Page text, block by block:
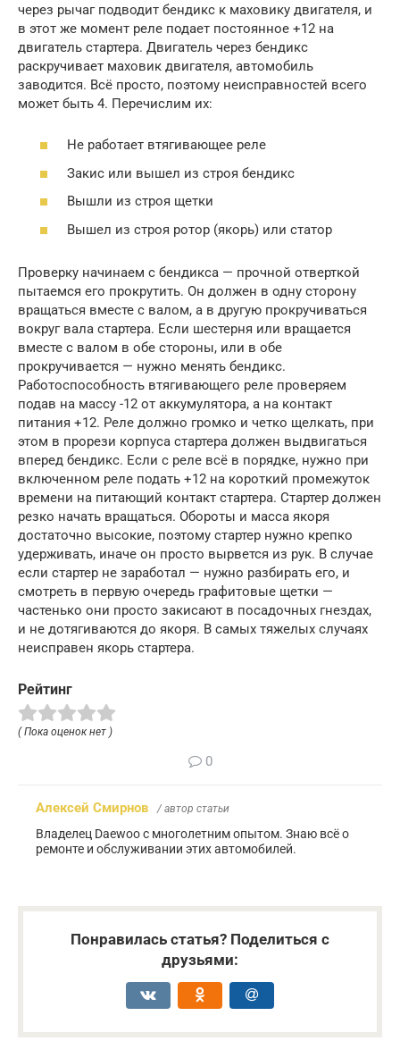
через рычаг подводит бендикс к маховику двигателя, и
в этот же момент реле подает постоянное +12 на
двигатель стартера. Двигатель через бендикс
раскручивает маховик двигателя, автомобиль
заводится. Всё просто, поэтому неисправностей всего
может быть 4. Перечислим их:
Не работает втягивающее реле
Закис или вышел из строя бендикс
Вышли из строя щетки
Вышел из строя ротор (якорь) или статор
Проверку начинаем с бендикса — прочной отверткой
пытаемся его прокрутить. Он должен в одну сторону
вращаться вместе с валом, а в другую прокручиваться
вокруг вала стартера. Если шестерня или вращается
вместе с валом в обе стороны, или в обе
прокручивается — нужно менять бендикс.
Работоспособность втягивающего реле проверяем
подав на массу -12 от аккумулятора, а на контакт
питания +12. Реле должно громко и четко щелкать, при
этом в прорези корпуса стартера должен выдвигаться
вперед бендикс. Если с реле всё в порядке, нужно при
включенном реле подать +12 на короткий промежуток
времени на питающий контакт стартера. Стартер должен
резко начать вращаться. Обороты и масса якоря
достаточно высокие, поэтому стартер нужно крепко
удерживать, иначе он просто вырвется из рук. В случае
если стартер не заработал — нужно разбирать его, и
смотреть в первую очередь графитовые щетки —
частенько они просто закисают в посадочных гнездах,
и не дотягиваются до якоря. В самых тяжелых случаях
неисправен якорь стартера.
Рейтинг
( Пока оценок нет )
0
Алексей Смирнов / автор статьи
Владелец Daewoo с многолетним опытом. Знаю всё о
ремонте и обслуживании этих автомобилей.
Понравилась статья? Поделиться с
друзьями: